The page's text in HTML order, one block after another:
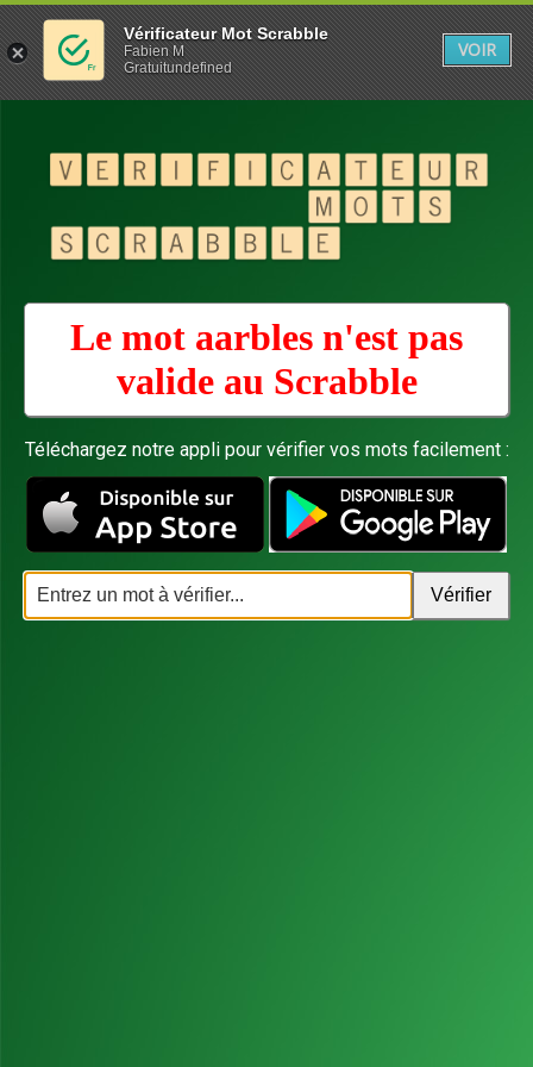
Le mot aarbles n'est pas
valide au Scrabble
Téléchargez notre appli pour vérifier vos mots facilement :
Vérificateur Mot Scrabble
Fabien M
Gratuitundefined
VOIR